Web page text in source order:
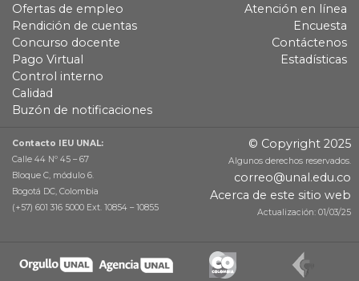
Ofertas de empleo
Rendición de cuentas
Concurso docente
Pago Virtual
Control interno
Calidad
Buzón de notificaciones
Atención en línea
Encuesta
Contáctenos
Estadísticas
Contacto IEU UNAL:
Calle 44 Nº 45 – 67
Bloque C, módulo 6.
Bogotá DC, Colombia
(+57) 601 316 5000 Ext. 10854 – 10855
© Copyright 2025
Algunos derechos reservados.
correo@unal.edu.co
Acerca de este sitio web
Actualización: 01/03/25